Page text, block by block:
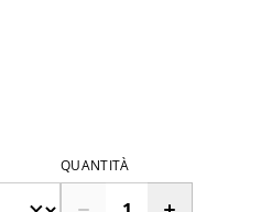
QUANTITÀ